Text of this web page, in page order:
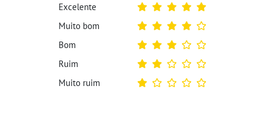
Excelente
Muito bom
Bom
Ruim
Muito ruim